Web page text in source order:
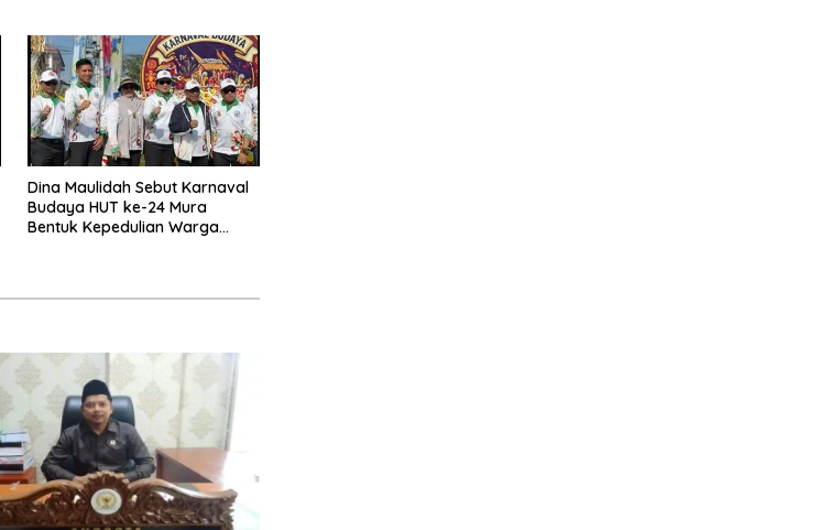
Dina Maulidah Sebut Karnaval
Budaya HUT ke-24 Mura
Bentuk Kepedulian Warga